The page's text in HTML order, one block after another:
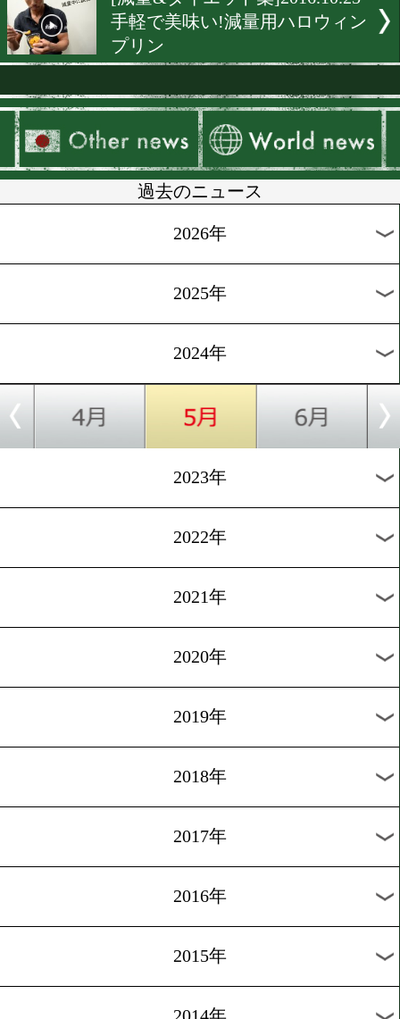
おからとパクチーで減量中
リクリ!
[スゴ得限定]2016.12.6
ピリ辛アジアン料理を食べ
量しよう
[減量&ダイエット
減量の秘訣はストレス解消
褒美”
[減量&ダイエット集
めよう!
[減量&ダイエット集
手軽で美味い!減量用ハロ
プリン
2026年
2025年
2024年
2023年